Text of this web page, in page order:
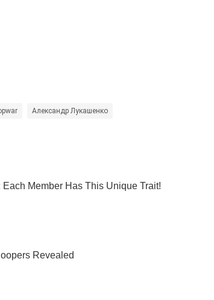
Александр Лукашенко